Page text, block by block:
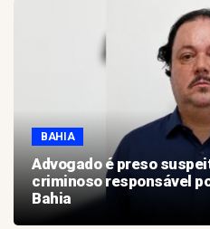
BAHIA
Advogado é preso
criminoso responsável
Bahia